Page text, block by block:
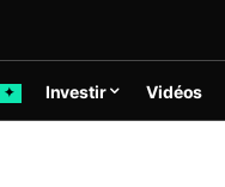
✦ Investir Vidéos